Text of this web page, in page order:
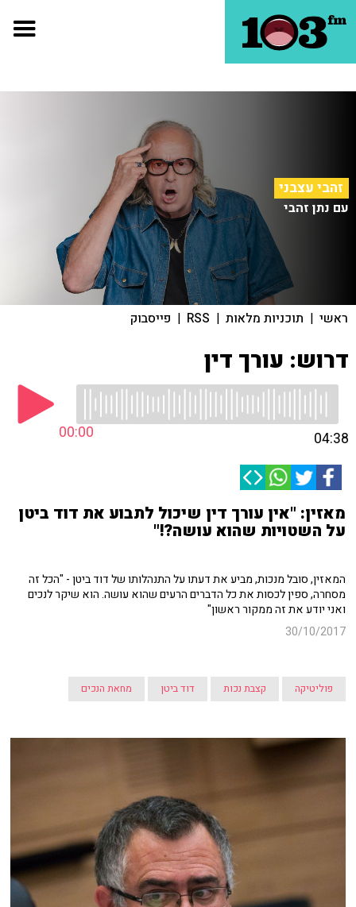
זהבי עצבני
עם נתן זהבי
ראשי | תוכניות מלאות |
RSS
| פייסבוק
דרוש: עורך דין
00:00 04:38
מאזין: "אין עורך דין שיכול לתבוע את דוד ביטן
על השטויות שהוא עושה?!"
המאזין, סובל מנכות, מביע את דעתו על התנהלותו של דוד ביטן - "הכל זה
מסחרה, ספין לכסות את כל הדברים הרעים שהוא עושה. הוא שיקר לנכים
ואני יודע את זה ממקור ראשון"
30/10/2017
פוליטיקה קצבת נכות דוד ביטן מחאת הנכים